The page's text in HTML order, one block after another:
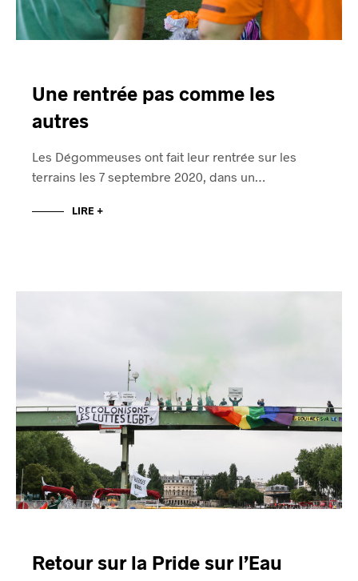
Une rentrée pas comme les
autres
Les Dégommeuses ont fait leur rentrée sur les
terrains les 7 septembre 2020, dans un…
LIRE +
Retour sur la Pride sur l’Eau